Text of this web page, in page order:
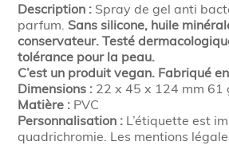
Description : Spray de gel anti
parfum. Sans silicone, huile
conservateur. Testé
tolérance pour la peau.
C’est un produit vegan. Fabriqué
Dimensions : 22 x 45 x 124 mm 61
Matière : PVC
Personnalisation : L’étiquette est
quadrichromie. Les mentions